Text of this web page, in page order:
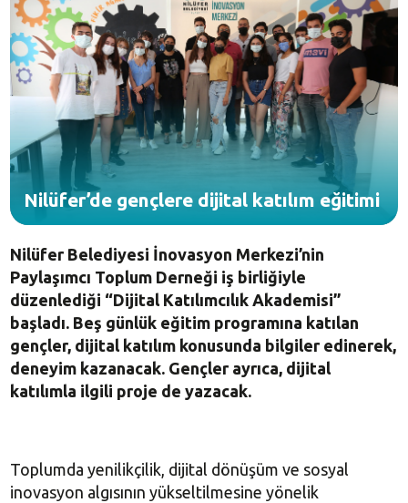
Nilüfer’de gençlere dijital katılım eğitimi
Nilüfer Belediyesi İnovasyon Merkezi’nin
Paylaşımcı Toplum Derneği iş birliğiyle
düzenlediği “Dijital Katılımcılık Akademisi”
başladı. Beş günlük eğitim programına katılan
gençler, dijital katılım konusunda bilgiler edinerek,
deneyim kazanacak. Gençler ayrıca, dijital
katılımla ilgili proje de yazacak.
Toplumda yenilikçilik, dijital dönüşüm ve sosyal
inovasyon algısının yükseltilmesine yönelik